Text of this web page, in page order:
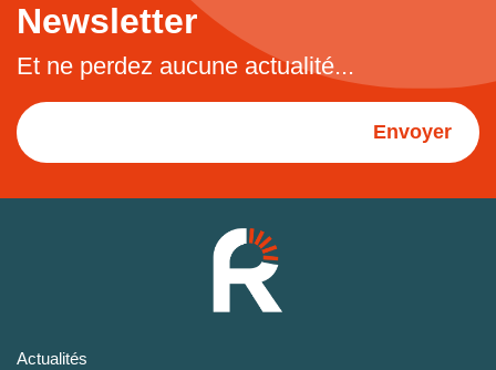
Newsletter
Et ne perdez aucune actualité...
Envoyer
Actualités